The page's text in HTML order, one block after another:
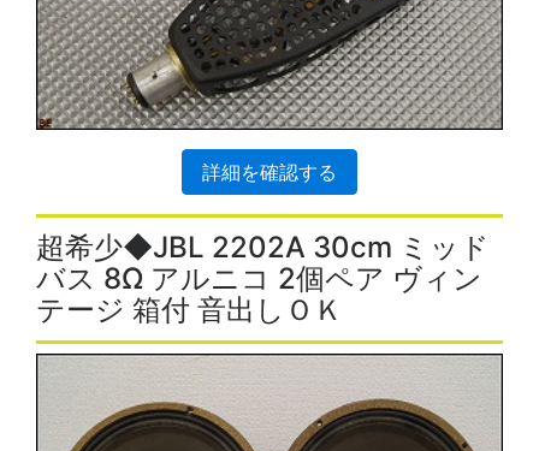
詳細を確認する
超希少◆JBL 2202A 30cm ミッド
バス 8Ω アルニコ 2個ペア ヴィン
テージ 箱付 音出しＯＫ